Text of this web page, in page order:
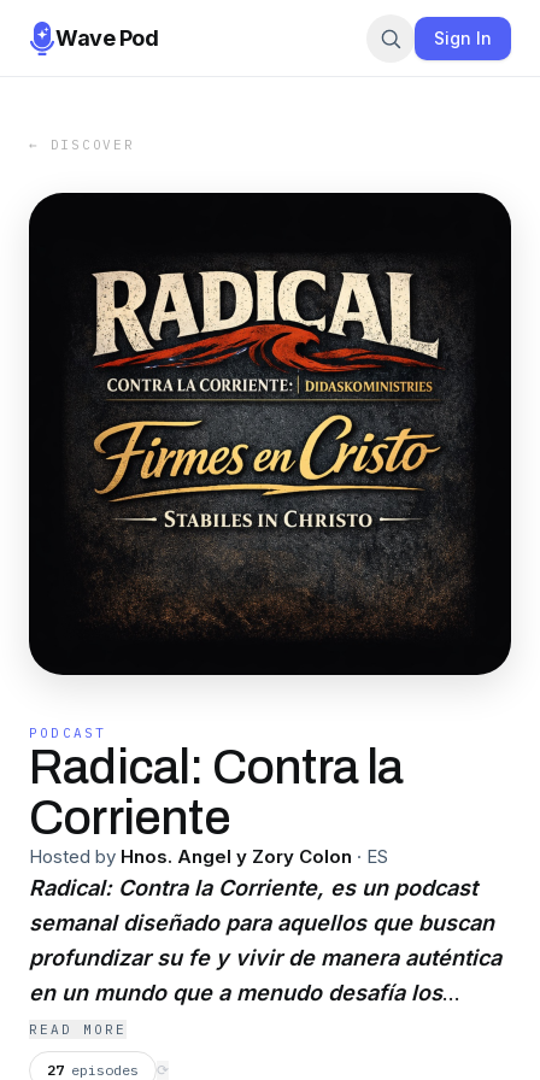
Wave Pod Sign In
← DISCOVER
PODCAST
Radical: Contra la
Corriente
Hosted by Hnos. Angel y Zory Colon · ES
Radical: Contra la Corriente, es un podcast
semanal diseñado para aquellos que buscan
profundizar su fe y vivir de manera auténtica
en un mundo que a menudo desafía los
principios Cristianos. Cada episodio ofrece
conversaciones Biblicas,testimonios
READ MORE
27 episodes ⟳